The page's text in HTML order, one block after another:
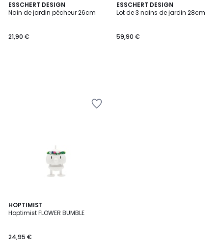
ESSCHERT DESIGN
Nain de jardin pécheur 26cm
21,90 €
ESSCHERT DESIGN
Lot de 3 nains de jardin 28cm
59,90 €
HOPTIMIST
Hoptimist FLOWER BUMBLE
24,95 €